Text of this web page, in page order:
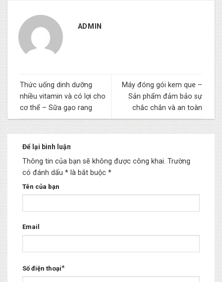
ADMIN
Thức uống dinh dưỡng
nhiều vitamin và có lợi cho
cơ thể – Sữa gạo rang
Máy đóng gói kem que –
Sản phẩm đảm bảo sự
chắc chắn và an toàn
Để lại bình luận
Thông tin của bạn sẽ không được công khai. Trường
có đánh dấu * là bắt buộc *
Tên của bạn
Email
Số điện thoại*